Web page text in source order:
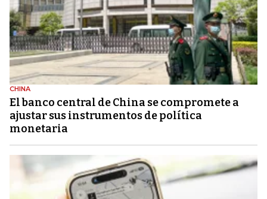
CHINA
El banco central de China se compromete a
ajustar sus instrumentos de política
monetaria